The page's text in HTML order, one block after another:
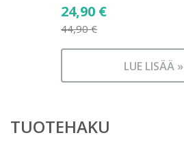
44,90€
Alkuperäinen
hinta
oli:
24,90 €
Nykyinen
on:
LUE LISÄÄ »
TUOTEHAKU